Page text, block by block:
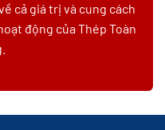
cả giá trị và cung cách
động của Thép Toàn